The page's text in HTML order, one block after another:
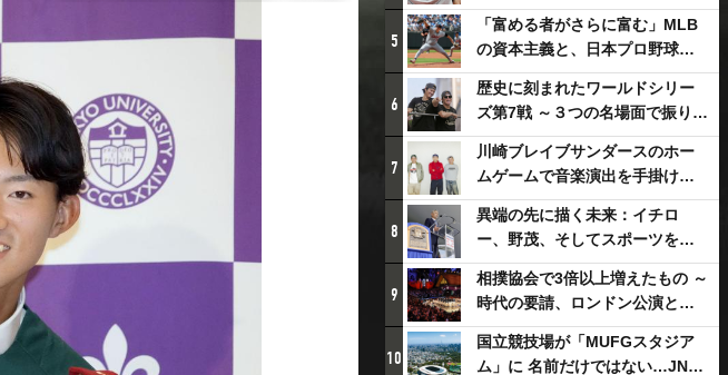
相撲興行
5
「富める者がさらに富む」MLB
の資本主義と、日本プロ野球が
踏み出せない一歩
6
歴史に刻まれたワールドシリー
ズ第7戦 ～３つの名場面で振り返
る～
7
川崎ブレイブサンダースのホー
ムゲームで音楽演出を手掛ける
スチャダラパーが川崎新！アリ
ーナシティ・プロジェクトを語
る 「楽しみでしかないでしょ。
川崎は、ずっと成長曲線だか
ら」
8
異端の先に描く未来：イチロ
ー、野茂、そしてスポーツを支
える科学界の挑戦
9
相撲協会で3倍以上増えたもの ～
時代の要請、ロンドン公演と古
式大相撲
10
国立競技場が「MUFGスタジア
ム」に 名前だけではない…JNSE